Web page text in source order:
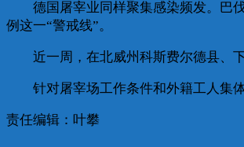
德国屠宰业同样聚集感染频发。巴伐
例这一“警戒线”。
近一周，在北威州科斯费尔德县、下
针对屠宰场工作条件和外籍工人集体
责任编辑：叶攀